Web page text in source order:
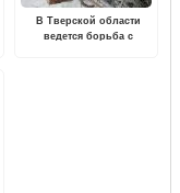
В Тверской области
ведется борьба с